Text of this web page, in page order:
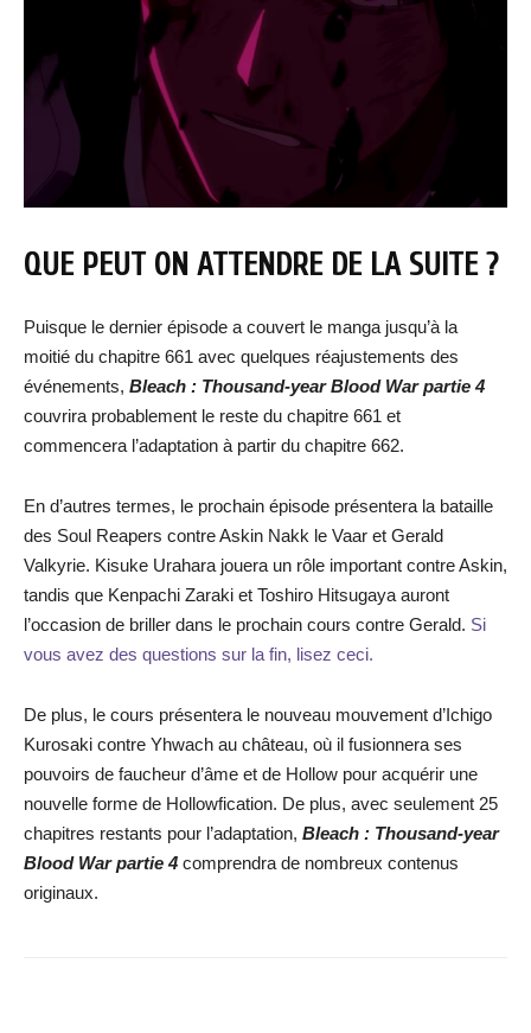
QUE PEUT ON ATTENDRE DE LA SUITE ?
Puisque le dernier épisode a couvert le manga jusqu’à la
moitié du chapitre 661 avec quelques réajustements des
événements, Bleach : Thousand-year Blood War partie 4
couvrira probablement le reste du chapitre 661 et
commencera l’adaptation à partir du chapitre 662.
En d’autres termes, le prochain épisode présentera la bataille
des Soul Reapers contre Askin Nakk le Vaar et Gerald
Valkyrie. Kisuke Urahara jouera un rôle important contre Askin,
tandis que Kenpachi Zaraki et Toshiro Hitsugaya auront
l’occasion de briller dans le prochain cours contre Gerald. Si
vous avez des questions sur la fin, lisez ceci.
De plus, le cours présentera le nouveau mouvement d’Ichigo
Kurosaki contre Yhwach au château, où il fusionnera ses
pouvoirs de faucheur d’âme et de Hollow pour acquérir une
nouvelle forme de Hollowfication. De plus, avec seulement 25
chapitres restants pour l’adaptation, Bleach : Thousand-year
Blood War partie 4 comprendra de nombreux contenus
originaux.